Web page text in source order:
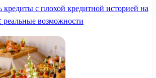
кредиты с плохой кредитной историей на
возможности